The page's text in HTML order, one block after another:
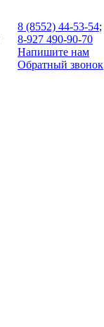
8 (8552) 44-53-54;
8-927 490-90-70
Напишите нам
Обратный звонок